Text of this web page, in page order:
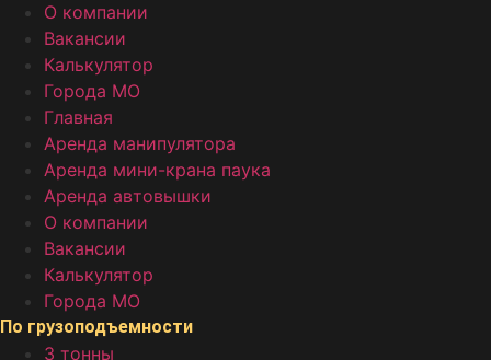
О компании
Вакансии
Калькулятор
Города МО
Главная
Аренда манипулятора
Аренда мини-крана паука
Аренда автовышки
О компании
Вакансии
Калькулятор
Города МО
По грузоподъемности
3 тонны